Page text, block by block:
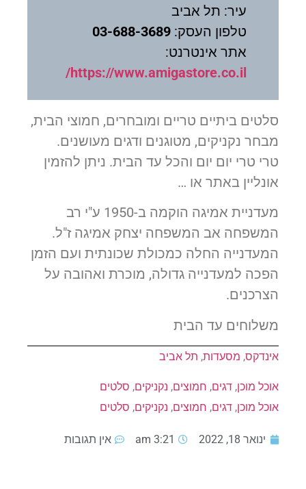
עיר: תל אביב
טלפון העסק:03-688-3689
אתר אינטרנט:
https://www.amigastore.co.il/
סלטים ביתיים טריים ומובחרים, חמוצי הבית,
מבחר נקניקים, מטוגנים ודגים מעושנים.
טרי טרי יום יום והכל עד הבית. ניתן להזמין
אונליין באתר או …
מעדניית אמיגה הוקמה ב-1950 ע"י רב
המשפחה אב המשפחה יצחק אמיגה ז"ל.
המעדנייה החלה כמכולת שכונתית ועם הזמן
הפכה למעדנייה גדולה, מוכרת ואהובה על
הצרכנים.
משלוחים עד הבית
אינדקס, מסעדות, תל אביב
אוכל מוכן, דגים, חמוצים, נקניקים, סלטים
אוכל מוכן, דגים, חמוצים, נקניקים, סלטים
ינואר 18, 2022 3:21 am אין תגובות